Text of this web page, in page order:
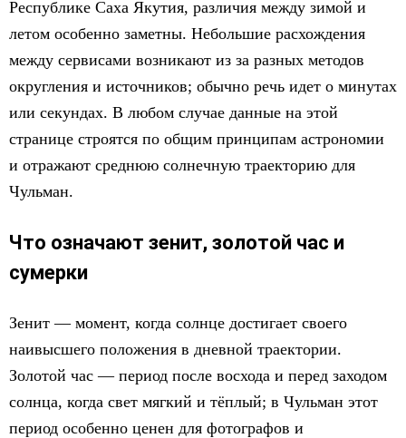
Республике Саха Якутия, различия между зимой и
летом особенно заметны. Небольшие расхождения
между сервисами возникают из за разных методов
округления и источников; обычно речь идет о минутах
или секундах. В любом случае данные на этой
странице строятся по общим принципам астрономии
и отражают среднюю солнечную траекторию для
Чульман.
Что означают зенит, золотой час и
сумерки
Зенит — момент, когда солнце достигает своего
наивысшего положения в дневной траектории.
Золотой час — период после восхода и перед заходом
солнца, когда свет мягкий и тёплый; в Чульман этот
период особенно ценен для фотографов и